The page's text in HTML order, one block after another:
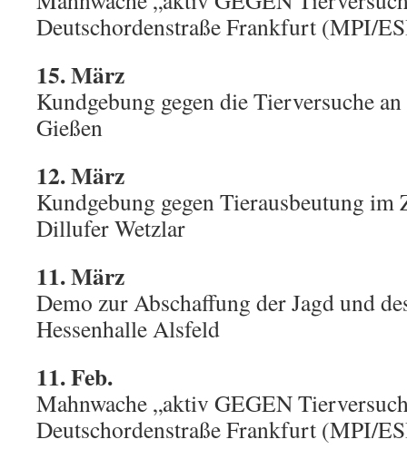
Deutschordenstraße Frankfurt (MPI/
15. März
Kundgebung gegen die Tierversuche
Gießen
12. März
Kundgebung gegen Tierausbeutung im
Dillufer Wetzlar
11. März
Demo zur Abschaffung der Jagd und
Hessenhalle Alsfeld
11. Feb.
Mahnwache „aktiv GEGEN
Deutschordenstraße Frankfurt (MPI/